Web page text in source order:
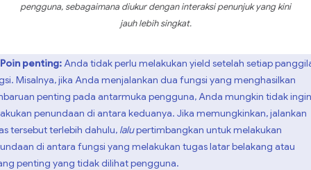
pengguna, sebagaimana diukur dengan interaksi penunjuk yang kini
jauh lebih singkat.
Poin penting:Anda tidak perlu melakukan yield setelah setiap
Misalnya, jika Anda menjalankan dua fungsi yang menghasilkan
penting pada antarmuka pengguna, Anda mungkin tidak ingin
penundaan di antara keduanya. Jika memungkinkan, jalankan
tersebut terlebih dahulu, lalupertimbangkan untuk melakukan
di antara fungsi yang melakukan tugas latar belakang atau
penting yang tidak dilihat pengguna.